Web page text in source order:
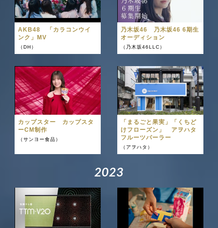
AKB48 「カラコンウイ
ンク」MV
（DH）
乃木坂46 乃木坂46 6期生
オーディション
（乃木坂46LLC）
カップスター カップスタ
ーCM制作
（サンヨー食品）
「まるごと果実」「くちど
けフローズン」 アヲハタ
フルーツパーラー
（アヲハタ）
2023